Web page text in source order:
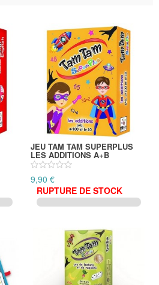
JEU TAM TAM SUPERPLUS
LES ADDITIONS A+B
9,90 €
RUPTURE DE STOCK